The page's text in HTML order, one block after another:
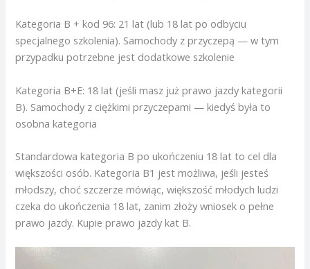
Kategoria B + kod 96: 21 lat (lub 18 lat po odbyciu
specjalnego szkolenia). Samochody z przyczepą — w tym
przypadku potrzebne jest dodatkowe szkolenie
Kategoria B+E: 18 lat (jeśli masz już prawo jazdy kategorii
B). Samochody z ciężkimi przyczepami — kiedyś była to
osobna kategoria
Standardowa kategoria B po ukończeniu 18 lat to cel dla
większości osób. Kategoria B1 jest możliwa, jeśli jesteś
młodszy, choć szczerze mówiąc, większość młodych ludzi
czeka do ukończenia 18 lat, zanim złoży wniosek o pełne
prawo jazdy. Kupie prawo jazdy kat B.